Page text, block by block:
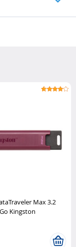
Max 3.2
Kingston